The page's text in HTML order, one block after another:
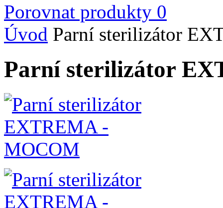
Porovnat produkty 0
Úvod Parní sterilizátor
Parní sterilizátor